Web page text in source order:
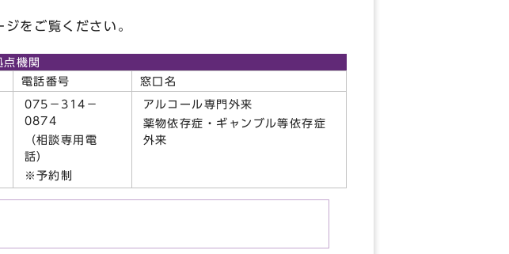
をご覧ください。
機関
電話番号
窓口名
075－314－
0874
（相談専用電
話）
※予約制
アルコール専門外来
薬物依存症・ギャンブル等依存症
外来